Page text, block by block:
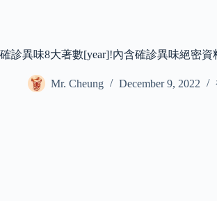
確診異味8大著數[year]!內含確診異味絕密資
Mr. Cheung December 9, 2022